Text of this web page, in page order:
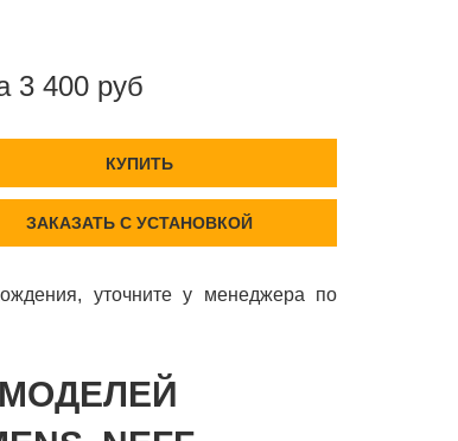
3 400 руб
КУПИТЬ
ЗАКАЗАТЬ С УСТАНОВКОЙ
уточните у менеджера по